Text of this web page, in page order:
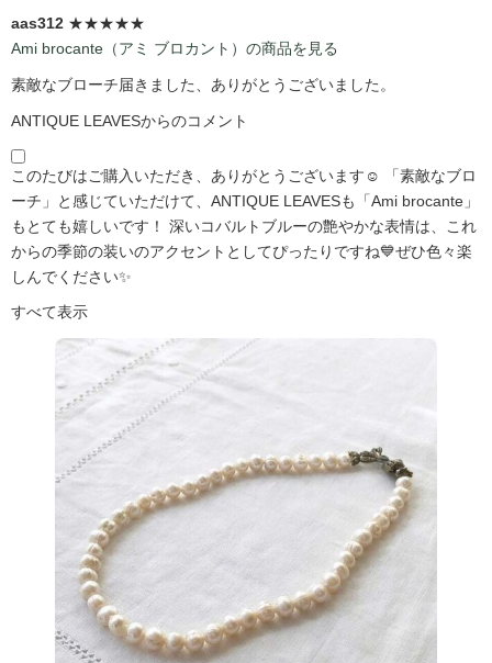
aas312 ★★★★★
Ami brocante（アミ ブロカント）の商品を見る
素敵なブローチ届きました、ありがとうございました。
ANTIQUE LEAVESからのコメント
このたびはご購入いただき、ありがとうございます☺️ 「素敵なブロ
ーチ」と感じていただけて、ANTIQUE LEAVESも「Ami brocante」
もとても嬉しいです！ 深いコバルトブルーの艶やかな表情は、これ
からの季節の装いのアクセントとしてぴったりですね💙ぜひ色々楽
しんでください✨
すべて表示